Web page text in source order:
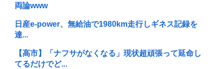
両論www
日産e-power、無給油で1980km走行しギネス記録を
達...
【高市】「ナフサがなくなる」現状超頑張って延命し
てるだけでど...